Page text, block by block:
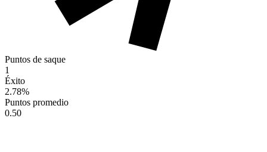
Puntos de saque
1
Éxito
2.78%
Puntos promedio
0.50